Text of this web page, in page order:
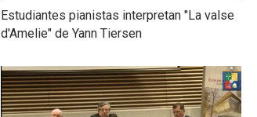
Estudiantes pianistas interpretan "La valse
d'Amelie" de Yann Tiersen